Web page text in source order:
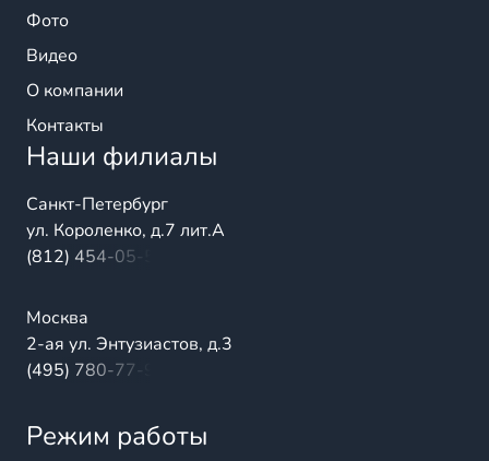
Фото
Видео
О компании
Контакты
Наши филиалы
Санкт-Петербург
ул. Короленко, д.7 лит.А
(812) 454-05-54
Москва
2-ая ул. Энтузиастов, д.3
(495) 780-77-98
Режим работы